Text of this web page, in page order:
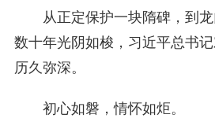
从正定保护一块隋碑，到
数十年光阴如梭，习近平总书
历久弥深。
初心如磐，情怀如炬。